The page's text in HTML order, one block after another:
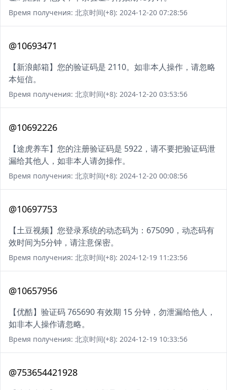
Время получения: 北京时间(+8): 2024-12-20 07:28:56
@10693471
【新浪邮箱】您的验证码是 2110。如非本人操作，请忽略
本短信。
Время получения: 北京时间(+8): 2024-12-20 03:53:56
@10692226
【途虎养车】您的注册验证码是 5922，请不要把验证码泄
漏给其他人，如非本人请勿操作。
Время получения: 北京时间(+8): 2024-12-20 00:08:56
@10697753
【土豆视频】您登录系统的动态码为：675090，动态码有
效时间为5分钟，请注意保密。
Время получения: 北京时间(+8): 2024-12-19 11:23:56
@10657956
【优酷】验证码 765690 有效期 15 分钟，勿泄漏给他人，
如非本人操作请忽略。
Время получения: 北京时间(+8): 2024-12-19 10:33:56
@753654421928